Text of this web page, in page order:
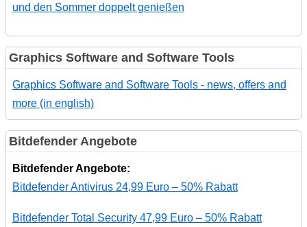
und den Sommer doppelt genießen
Graphics Software and Software Tools
Graphics Software and Software Tools - news, offers and
more (in english)
Bitdefender Angebote
Bitdefender Angebote:
Bitdefender Antivirus 24,99 Euro – 50% Rabatt
Bitdefender Total Security 47,99 Euro – 50% Rabatt